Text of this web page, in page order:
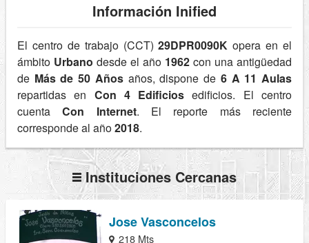
Información Inified
El centro de trabajo (CCT)29DPR0090K opera en el
ámbito Urbano desde el año 1962 con una antigüedad
de Más de 50 Añosaños, dispone de 6 A 11 Aulas
repartidas en Con 4 Edificios edificios. El centro
cuentaCon Internet. El reporte más reciente
corresponde al año2018.
Instituciones Cercanas
Jose Vasconcelos
218 Mts